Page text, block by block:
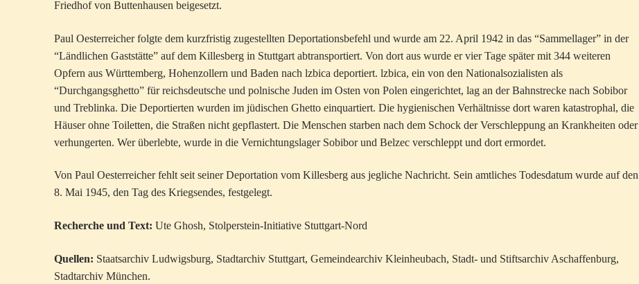
Friedhof von Buttenhausen beigesetzt.
Paul Oesterreicher folgte dem kurzfristig zugestellten Deportationsbefehl und wurde am 22. April 1942 in das “Sammellager” in der
“Ländlichen Gaststätte” auf dem Killes­berg in Stuttgart abtransportiert. Von dort aus wurde er vier Tage später mit 344 wei­teren
Opfern aus Württemberg, Hohenzollern und Baden nach lzbica deportiert. lzbica, ein von den Nationalsozialisten als
“Durchgangsghetto” für reichsdeutsche und polnische Juden im Osten von Polen eingerichtet, lag an der Bahnstrecke nach Sobibor
und Treblinka. Die Deportierten wurden im jüdischen Ghetto einquartiert. Die hygienischen Verhältnisse dort waren katastrophal, die
Häuser ohne Toiletten, die Straßen nicht ge­pflastert. Die Menschen starben nach dem Schock der Verschleppung an Krankheiten oder
verhungerten. Wer überlebte, wurde in die Vernichtungslager Sobibor und Belzec verschleppt und dort ermordet.
Von Paul Oesterreicher fehlt seit seiner Deportation vom Killesberg aus jegliche Nachricht. Sein amtliches Todesdatum wurde auf den
8. Mai 1945, den Tag des Kriegsendes, festgelegt.
Recherche und Text: Ute Ghosh, Stolperstein-Initiative Stuttgart-Nord
Quellen: Staatsarchiv Ludwigsburg, Stadtarchiv Stuttgart, Gemeindearchiv Kleinheu­bach, Stadt- und Stiftsarchiv Aschaffenburg,
Stadtarchiv München.